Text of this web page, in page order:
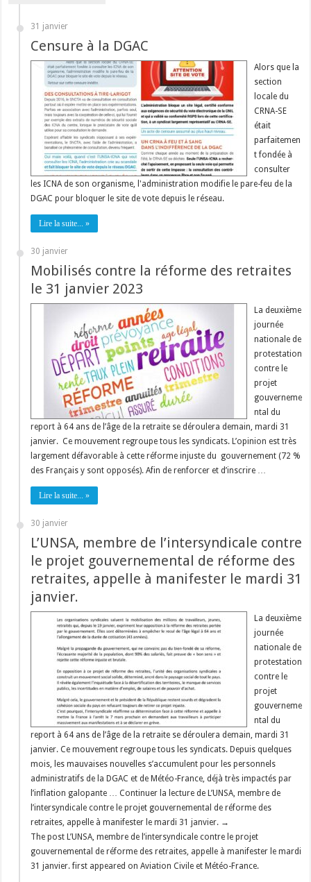
31 janvier
Censure à la DGAC
Alors que la
section
locale du
CRNA-SE
était
parfaitemen
t fondée à
consulter
les ICNA de son organisme, l'administration modifie le pare-feu de la
DGAC pour bloquer le site de vote depuis le réseau.
Lire la suite... »
30 janvier
Mobilisés contre la réforme des retraites
le 31 janvier 2023
La deuxième
journée
nationale de
protestation
contre le
projet
gouverneme
ntal du
report à 64 ans de l’âge de la retraite se déroulera demain, mardi 31
janvier. Ce mouvement regroupe tous les syndicats. L’opinion est très
largement défavorable à cette réforme injuste du gouvernement (72 %
des Français y sont opposés). Afin de renforcer et d’inscrire …
Lire la suite... »
30 janvier
L’UNSA, membre de l’intersyndicale contre
le projet gouvernemental de réforme des
retraites, appelle à manifester le mardi 31
janvier.
La deuxième
journée
nationale de
protestation
contre le
projet
gouverneme
ntal du
report à 64 ans de l’âge de la retraite se déroulera demain, mardi 31
janvier. Ce mouvement regroupe tous les syndicats. Depuis quelques
mois, les mauvaises nouvelles s’accumulent pour les personnels
administratifs de la DGAC et de Météo-France, déjà très impactés par
l’inflation galopante … Continuer la lecture de L’UNSA, membre de
l’intersyndicale contre le projet gouvernemental de réforme des
retraites, appelle à manifester le mardi 31 janvier. →
The post L’UNSA, membre de l’intersyndicale contre le projet
gouvernemental de réforme des retraites, appelle à manifester le mardi
31 janvier. first appeared on Aviation Civile et Météo-France.